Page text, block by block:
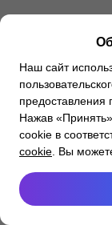
Наш сайт
предоставления
Нажав
cookie в
cookie . Вы